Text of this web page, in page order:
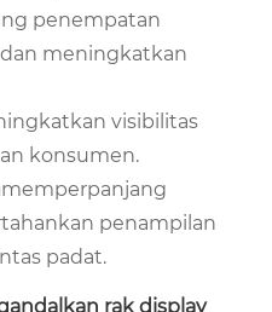
penempatan
meningkatkan
visibilitas
konsumen.
memperpanjang
penampilan
padat.
rak display